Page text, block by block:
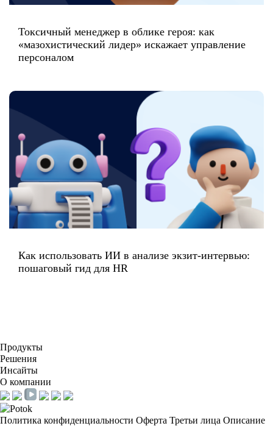
Токсичный менеджер в облике героя: как
«мазохистический лидер» искажает управление
персоналом
Как использовать ИИ в анализе экзит-интервью:
пошаговый гид для HR
Продукты
Решения
Инсайты
О компании
Политика конфиденциальности Оферта Третьи лица Описание